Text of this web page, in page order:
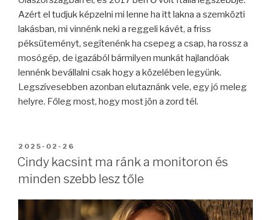
Azért el tudjuk képzelni mi lenne ha itt lakna a szemközti
lakásban, mi vinnénk neki a reggeli kávét, a friss
péksüteményt, segítenénk ha csepeg a csap, ha rossz a
mosógép, de igazából bármilyen munkát hajlandóak
lennénk bevállalni csak hogy a közelében legyünk.
Legszívesebben azonban elutaznánk vele, egy jó meleg
helyre. Főleg most, hogy most jön a zord tél.
BEKÜLDVE:
2025-02-26
Cindy kacsint ma ránk a monitoron és
minden szebb lesz tőle